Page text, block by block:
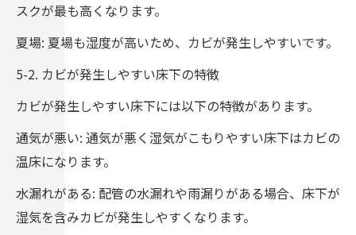
スクが最も高くなります。
夏場: 夏場も湿度が高いため、カビが発生しやすいです。
5-2. カビが発生しやすい床下の特徴
カビが発生しやすい床下には以下の特徴があります。
通気が悪い: 通気が悪く湿気がこもりやすい床下はカビの
温床になります。
水漏れがある: 配管の水漏れや雨漏りがある場合、床下が
湿気を含みカビが発生しやすくなります。